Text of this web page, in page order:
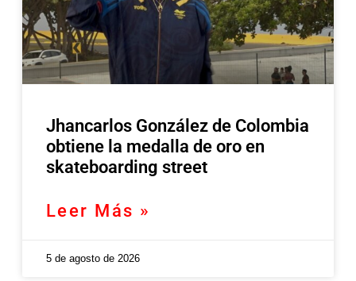
Jhancarlos González de Colombia
obtiene la medalla de oro en
skateboarding street
Leer Más »
5 de agosto de 2026